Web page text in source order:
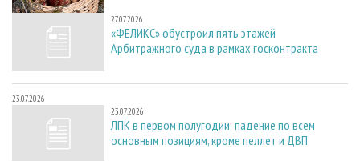
27.07.2026
27.07.2026
«ФЕЛИКС» обустроил пять этажей
Арбитражного суда в рамках госконтракта
23.07.2026
23.07.2026
ЛПК в первом полугодии: падение по всем
основным позициям, кроме пеллет и ДВП